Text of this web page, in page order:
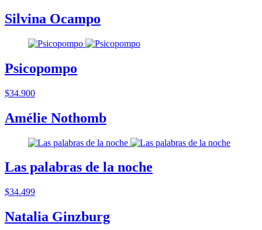
Silvina Ocampo
Psicopompo
$34.900
Amélie Nothomb
Las palabras de la noche
$34.499
Natalia Ginzburg